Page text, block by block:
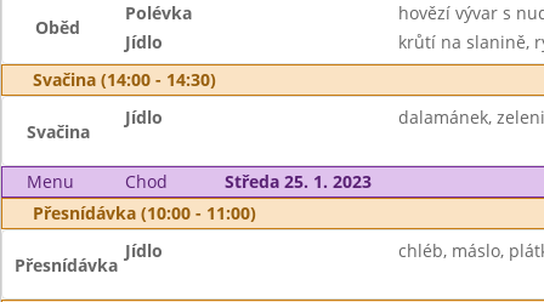
Oběd
Polévka
hovězí vývar s
Jídlo
krůtí na slanině,
Svačina (14:00 - 14:30)
Svačina
Jídlo dalamánek,
Menu Chod
Středa 25. 1. 2023
Přesnídávka (10:00 - 11:00)
Přesnídávka
Jídlo chléb, máslo,